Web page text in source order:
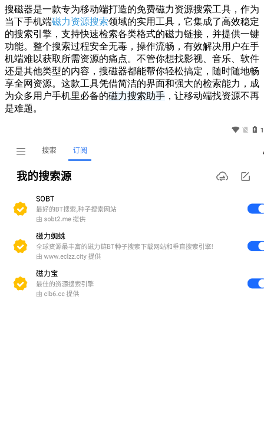
搜磁器是一款专为移动端打造的免费磁力资源搜索工具，作为
当下手机端磁力资源搜索领域的实用工具，它集成了高效稳定
的搜索引擎，支持快速检索各类格式的磁力链接，并提供一键
功能。整个搜索过程安全无毒，操作流畅，有效解决用户在手
机端难以获取所需资源的痛点。不管你想找影视、音乐、软件
还是其他类型的内容，搜磁器都能帮你轻松搞定，随时随地畅
享全网资源。这款工具凭借简洁的界面和强大的检索能力，成
为众多用户手机里必备的磁力搜索助手 ，让移动端找资源不再
是难题。